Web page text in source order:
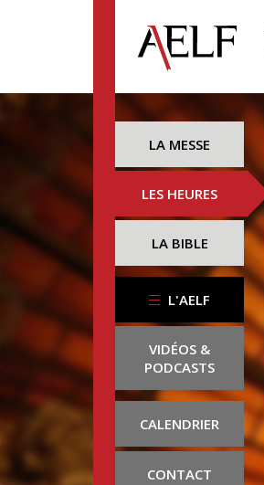
LA MESSE
LES HEURES
LA BIBLE
L'AELF
VIDÉOS &
PODCASTS
CALENDRIER
CONTACT